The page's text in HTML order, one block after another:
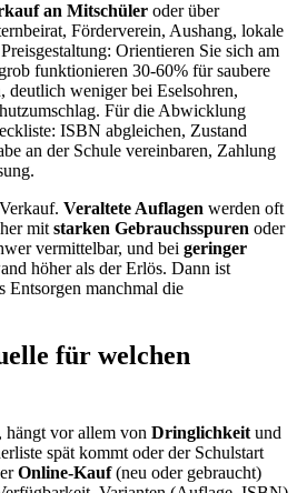
an Mitschüler oder über
Förderverein, Aushang, lokale
Orientieren Sie sich am
funktionieren 30-60% für saubere
deutlich weniger bei Eselsohren,
Für die Abwicklung
ISBN abgleichen, Zustand
an der Schule vereinbaren, Zahlung
Veraltete Auflagen werden oft
mitstarken Gebrauchsspuren oder
vermittelbar, und bei geringer
höher als der Erlös. Dann ist
Entsorgen manchmal die
für welchen
hängt vor allem von Dringlichkeit und
spät kommt oder der Schulstart
Online-Kauf(neu oder gebraucht)